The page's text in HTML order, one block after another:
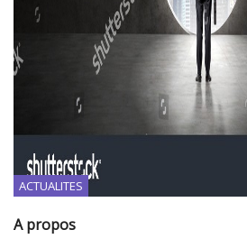
ACTUALITES
A propos